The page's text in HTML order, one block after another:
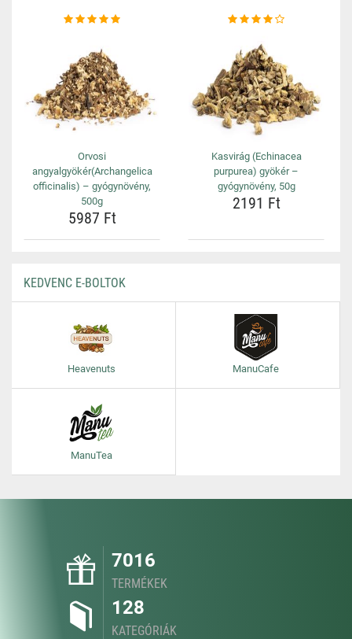
Orvosi
angyalgyökér(Archangelica
officinalis) – gyógynövény,
500g
5987 Ft
Kasvirág (Echinacea
purpurea) gyökér –
gyógynövény, 50g
2191 Ft
KEDVENC E-BOLTOK
Heavenuts ManuCafe
ManuTea
7016
TERMÉKEK
128
KATEGÓRIÁK